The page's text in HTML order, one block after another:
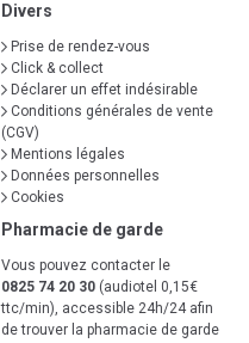
Divers
Prise de rendez-vous
Click & collect
Déclarer un effet indésirable
Conditions générales de vente
(CGV)
Mentions légales
Données personnelles
Cookies
Pharmacie de garde
Vous pouvez contacter le
0825 74 20 30 (audiotel 0,15€
ttc/min), accessible 24h/24 afin
de trouver la pharmacie de garde